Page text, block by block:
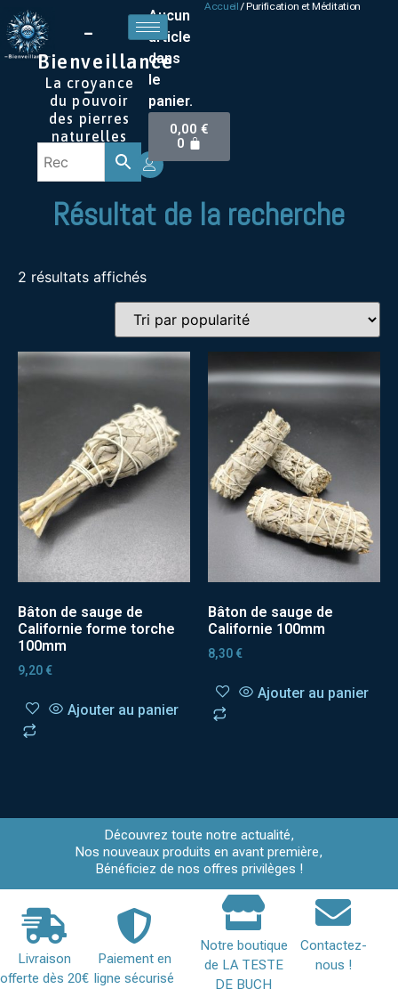
–
Bienveillance
–
La croyance
du pouvoir
des pierres
naturelles
Aucun
article
dans
le
panier.
0,00€
0
Accueil/ Purification et Méditation
Résultat de la recherche
2 résultats affichés
Bâton de sauge de
Californie forme torche
100mm
9,20 €
Ajouter au panier
Bâton de sauge de
Californie 100mm
8,30 €
Ajouter au panier
Découvrez toute notre actualité,
Nos nouveaux produits en avant première,
Bénéficiez de nos offres privilèges !
Livraison
offerte dès 20€
Paiement en
ligne sécurisé
Notre boutique
de LA TESTE
DE BUCH
Contactez-
nous !